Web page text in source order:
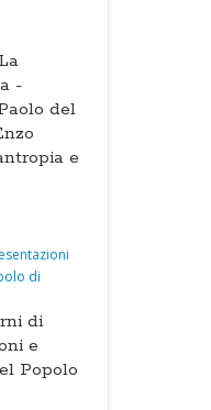
-
del
e
di
e
Popolo